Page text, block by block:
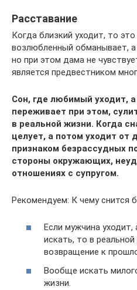
Расставание
Когда близкий уходит, то
возлюбленный обманывает,
но при этом дама не
является предвестником
Сон, где любимый уходит,
переживает при этом,
в реальной жизни. Когда
целует, а потом уходит от
признаком безрассудных
стороны окружающих,
отношениях с супругом.
Рекомендуем: К чему снится
Если мужчина
искать, то в
возвращение к
Вообще искать
жизни.